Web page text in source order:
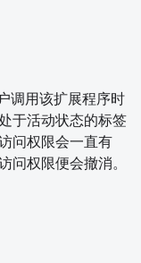
调用该扩展程序时
于活动状态的标签
问权限会一直有
问权限便会撤消。